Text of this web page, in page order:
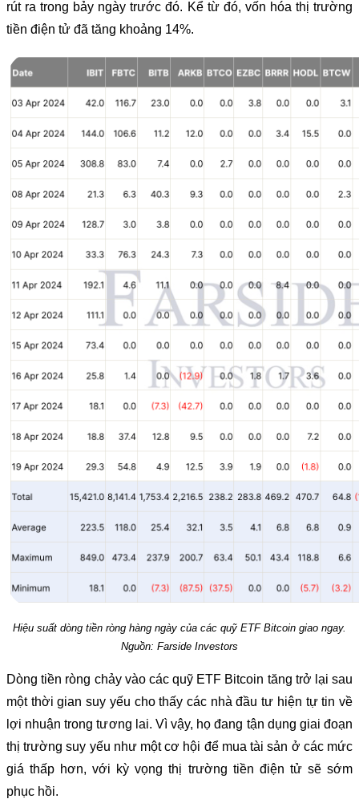
rút ra trong bảy ngày trước đó. Kể từ đó, vốn hóa thị trường
tiền điện tử đã tăng khoảng 14%.
Hiệu suất dòng tiền ròng hàng ngày của các quỹ ETF Bitcoin giao ngay.
Nguồn: Farside Investors
Dòng tiền ròng chảy vào các quỹ ETF Bitcoin tăng trở lại sau
một thời gian suy yếu cho thấy các nhà đầu tư hiện tự tin về
lợi nhuận trong tương lai. Vì vậy, họ đang tận dụng giai đoạn
thị trường suy yếu như một cơ hội để mua tài sản ở các mức
giá thấp hơn, với kỳ vọng thị trường tiền điện tử sẽ sớm
phục hồi.